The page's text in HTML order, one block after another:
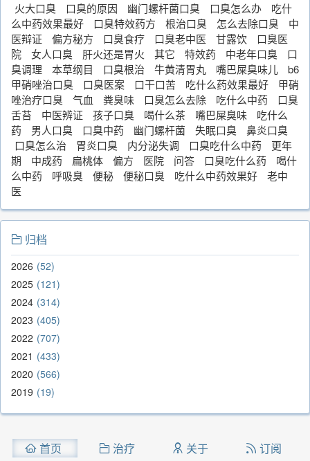
火大口臭 口臭的原因 幽门螺杆菌口臭 口臭怎么办
吃什
么中药效果最好
口臭特效药方 根治口臭 怎么去除口臭
中
医辩证
偏方秘方 口臭食疗 口臭老中医 甘露饮
口臭医
院
女人口臭 肝火还是胃火 其它 特效药 中老年口臭
口
臭调理
本草纲目 口臭根治 牛黄清胃丸 嘴巴屎臭味儿
b6
甲硝唑治口臭
口臭医案 口干口苦 吃什么药效果最好
甲硝
唑治疗口臭
气血 粪臭味 口臭怎么去除 吃什么中药
口臭
舌苔
中医辨证 孩子口臭 喝什么茶 嘴巴屎臭味
吃什么
药
男人口臭 口臭中药 幽门螺杆菌 失眠口臭
鼻炎口臭
口臭怎么治
胃炎口臭 内分泌失调 口臭吃什么中药
更年
期
中成药 扁桃体 偏方 医院 问答 口臭吃什么药
喝什
么中药
呼吸臭 便秘 便秘口臭 吃什么中药效果好
老中
医
归档
2026 52
2025 121
2024 314
2023 405
2022 707
2021
433
2020 566
2019 19
首页 治疗 关于 订阅